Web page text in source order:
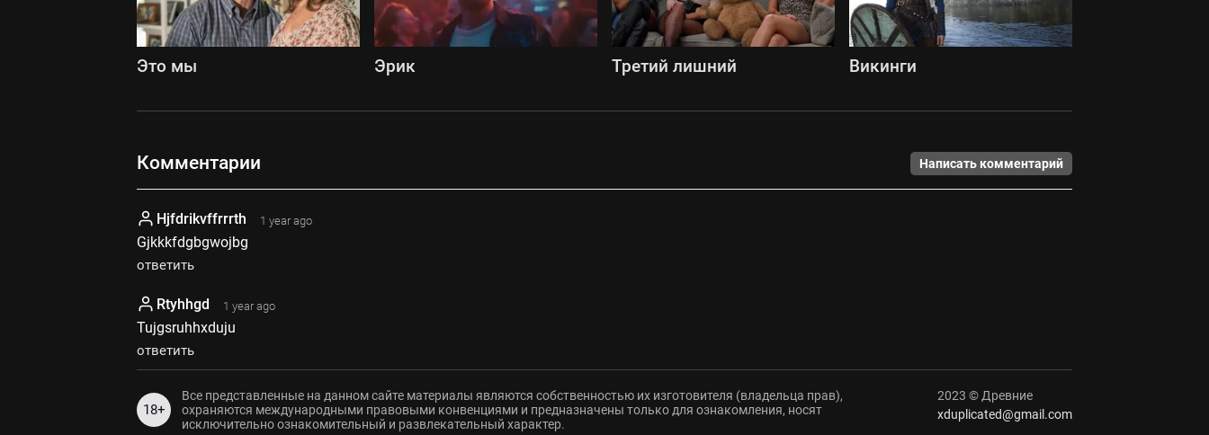
Это мы Эрик Третий лишний Викинги
Комментарии Написать комментарий
Hjfdrikvffrrrth 1 year ago
Gjkkkfdgbgwojbg
ответить
Rtyhhgd 1 year ago
Tujgsruhhxduju
ответить
18+
Все представленные на данном сайте материалы являются собственностью их изготовителя (владельца прав),
охраняются международными правовыми конвенциями и предназначены только для ознакомления, носят
исключительно ознакомительный и развлекательный характер.
2023 © Древние
xduplicated@gmail.com